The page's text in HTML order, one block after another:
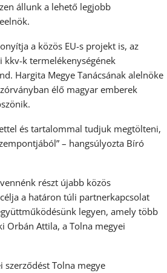
állunk a lehető legjobb
a közös EU-s projekt is, az
kkv-k termelékenységének
Hargita Megye Tanácsának alelnöke
élő magyar emberek
és tartalommal tudjuk megtölteni,
– hangsúlyozta Bíró
részt újabb közös
a határon túli partnerkapcsolat
legyen, amely több
Orbán Attila, a Tolna megyei
szerződést Tolna megye